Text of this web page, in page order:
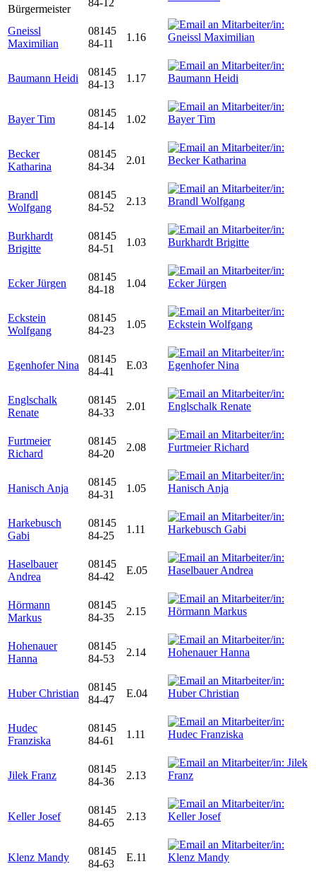
Bürgermeister
84-12
Gneissl
Maximilian
08145
84-11
1.16
Baumann Heidi
08145
84-13
1.17
Bayer Tim
08145
84-14
1.02
Becker
Katharina
08145
84-34
2.01
Brandl
Wolfgang
08145
84-52
2.13
Burkhardt
Brigitte
08145
84-51
1.03
Ecker Jürgen
08145
84-18
1.04
Eckstein
Wolfgang
08145
84-23
1.05
Egenhofer Nina
08145
84-41
E.03
Englschalk
Renate
08145
84-33
2.01
Furtmeier
Richard
08145
84-20
2.08
Hanisch Anja
08145
84-31
1.05
Harkebusch
Gabi
08145
84-25
1.11
Haselbauer
Andrea
08145
84-42
E.05
Hörmann
Markus
08145
84-35
2.15
Hohenauer
Hanna
08145
84-53
2.14
Huber Christian
08145
84-47
E.04
Hudec
Franziska
08145
84-61
1.11
Jilek Franz
08145
84-36
2.13
Keller Josef
08145
84-65
2.13
Klenz Mandy
08145
84-63
E.11